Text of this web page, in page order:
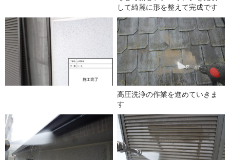
して綺麗に形を整えて完成です
高圧洗浄の作業を進めていきま
す